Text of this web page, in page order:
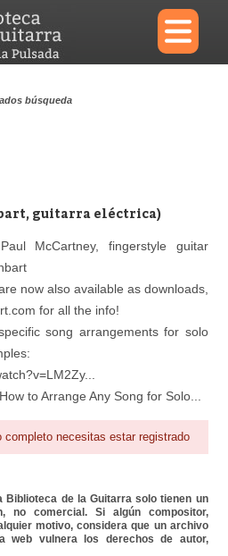
×
búsqueda
guitarra eléctrica)
McCartney, fingerstyle guitar
now also available as downloads,
for all the info!
song arrangements for solo
to Arrange Any Song for Solo...
completo necesitas estar registrado
Biblioteca de la Guitarra solo tienen un
no comercial. Si algún compositor,
motivo, considera que un archivo
web vulnera los derechos de autor,